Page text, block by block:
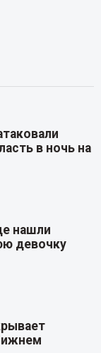
в ночь на
нашли
девочку